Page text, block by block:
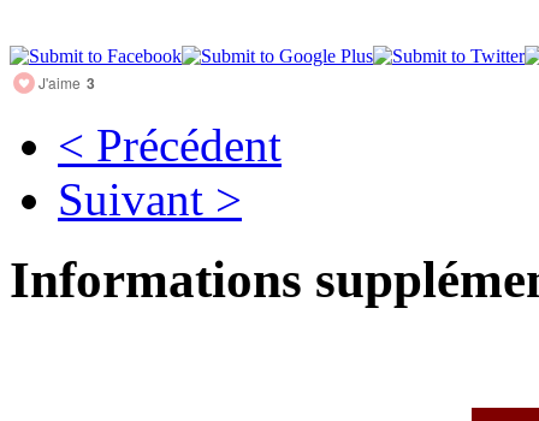
J'aime 3
< Précédent
Suivant >
Informations